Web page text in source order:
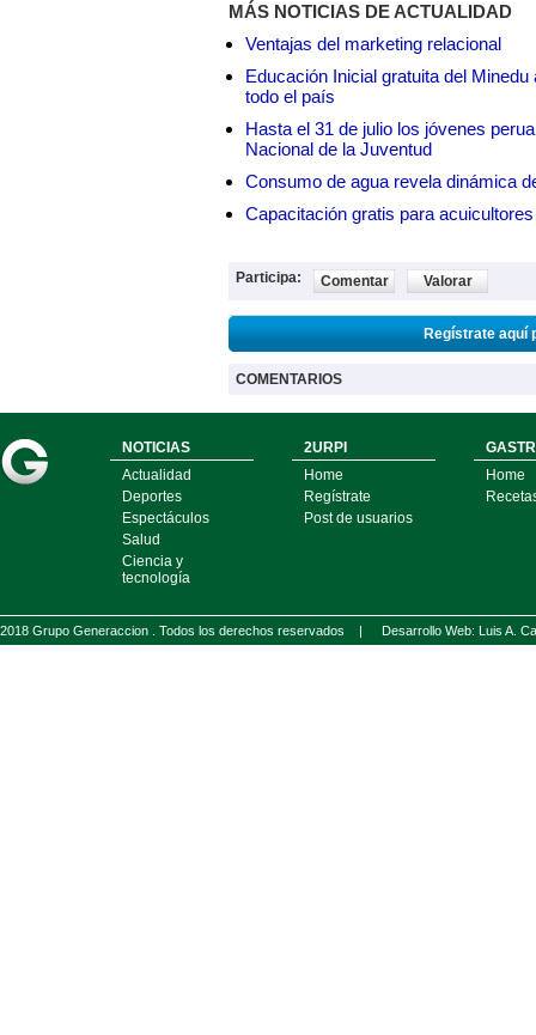
MÁS NOTICIAS DE ACTUALIDAD
Ventajas del marketing relacional
Educación Inicial gratuita del
todo el país
Hasta el 31 de julio los jóvenes
Nacional de la Juventud
Consumo de agua revela dinámica
Capacitación gratis para
Participa: Comentar Valorar
Regístrate aquí
COMENTARIOS
NOTICIAS
Actualidad
Deportes
Espectáculos
Salud
Ciencia y
tecnología
2URPI
Home
Regístrate
Post de usuarios
Home
2018 Grupo Generaccion . Todos los derechos reservados | Desarrollo Web: Luis